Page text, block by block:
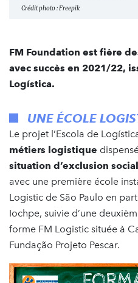
Crédit photo : Freepik
FM Foundation est fière
avec succès en 2021/22,
Logística.
UNE ÉCOLE
Le projet l’Escola de
métiers logistique
situation d’exclusion
avec une première école
Logistic de São Paulo en
Iochpe, suivie d’une
forme FM Logistic située à
Fundação Projeto Pescar.